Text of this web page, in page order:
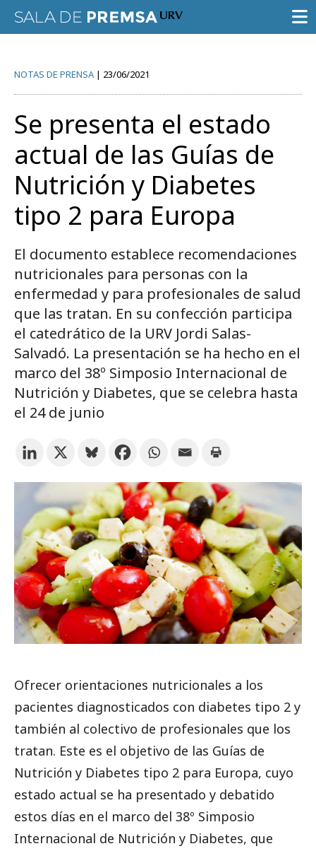
CONVOCATORIAS
NOTAS DE PRENSA
GALERÍA DE IMÁGENES
AGENDA URV
Prueba la búsqueda avanzada
Suscríbete a los boletines electrónicos de la URV
ESPAÑOL CATALÀ ENGLISH
NOTAS DE PRENSA 23/06/2021
Se presenta el estado
actual de las Guías de
Nutrición y Diabetes
tipo 2 para Europa
El documento establece recomendaciones
nutricionales para personas con la
enfermedad y para profesionales de salud
que las tratan. En su confección participa
el catedrático de la URV Jordi Salas-
Salvadó. La presentación se ha hecho en el
marco del 38º Simposio Internacional de
Nutrición y Diabetes, que se celebra hasta
el 24 de junio
Ofrecer orientaciones nutricionales a los
pacientes diagnosticados con diabetes tipo 2 y
también al colectivo de profesionales que los
tratan. Este es el objetivo de las Guías de
Nutrición y Diabetes tipo 2 para Europa, cuyo
estado actual se ha presentado y debatido
estos días en el marco del 38º Simposio
Internacional de Nutrición y Diabetes, que